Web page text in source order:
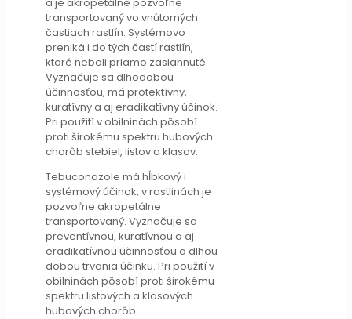
transportovaný vo vnútorných
častiach rastlín. Systémovo
preniká i do tých častí rastlín,
ktoré neboli priamo zasiahnuté.
Vyznačuje sa dlhodobou
účinnosťou, má protektívny,
kuratívny a aj eradikatívny účinok.
Pri použití v obilninách pôsobí
proti širokému spektru hubových
chorôb stebiel, listov a klasov.
Tebuconazole má hĺbkový i
systémový účinok, v rastlinách je
pozvoľne akropetálne
transportovaný. Vyznačuje sa
preventívnou, kuratívnou a aj
eradikatívnou účinnosťou a dlhou
dobou trvania účinku. Pri použití v
obilninách pôsobí proti širokému
spektru listových a klasových
hubových chorôb.